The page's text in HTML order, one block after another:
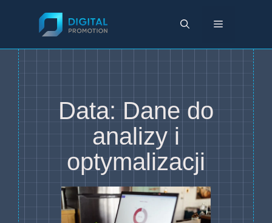
Menu
Data: Dane do
analizy i
optymalizacji